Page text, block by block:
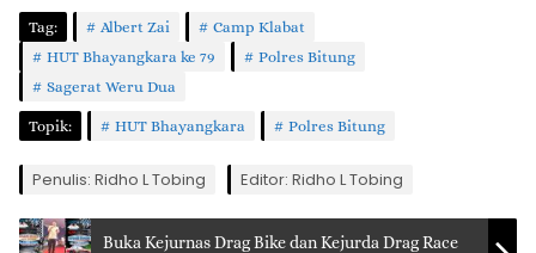
Tag: Albert Zai
Camp Klabat
HUT Bhayangkara ke 79
Polres Bitung
Sagerat Weru Dua
Topik: HUT Bhayangkara Polres Bitung
Penulis: Ridho L Tobing Editor: Ridho L Tobing
Buka Kejurnas Drag Bike dan Kejurda Drag Race